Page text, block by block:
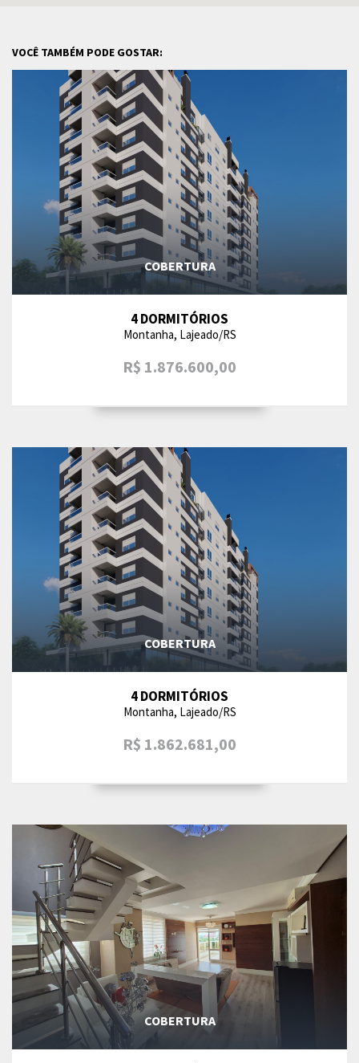
VOCÊ TAMBÉM PODE GOSTAR:
COBERTURA
4 DORMITÓRIOS
Montanha, Lajeado/RS
R$ 1.876.600,00
COBERTURA
4 DORMITÓRIOS
Montanha, Lajeado/RS
R$ 1.862.681,00
COBERTURA